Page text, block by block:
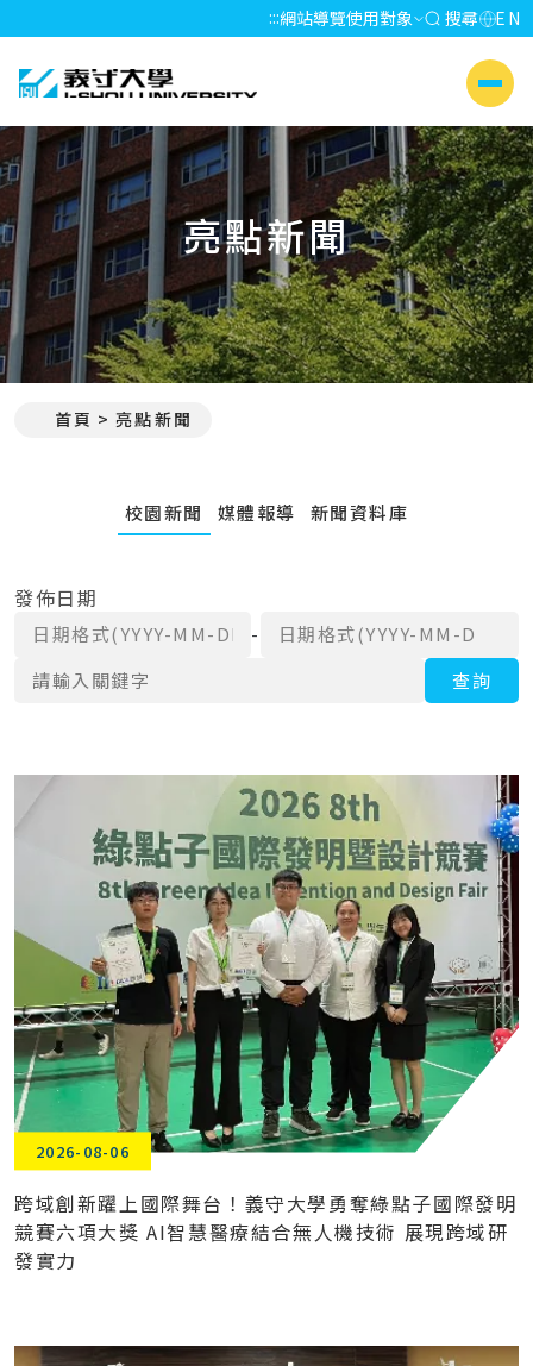
:::網站導覽使用對象 搜尋 EN
義守大學 I-SHOU UNIVERSITY
側選單
亮點新聞
首頁 亮點新聞
校園新聞 媒體報導 新聞資料庫
發佈日期
日期格式(YYYY-MM-DD)- 日期格式(YYYY-MM-DD)
關鍵字 查詢
2026-08-06
跨域創新躍上國際舞台！義守大學勇奪綠點子國際發明
競賽六項大獎 AI智慧醫療結合無人機技術 展現跨域研
發實力